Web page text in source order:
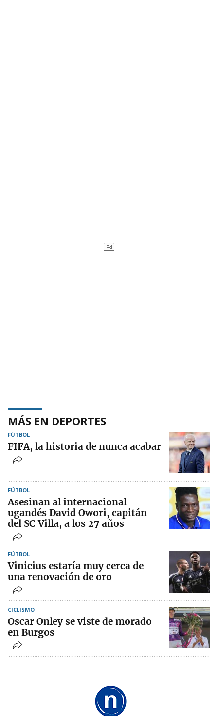
MÁS EN DEPORTES
FÚTBOL
FIFA, la historia de nunca acabar
FÚTBOL
Asesinan al internacional
ugandés David Owori, capitán
del SC Villa, a los 27 años
FÚTBOL
Vinicius estaría muy cerca de
una renovación de oro
CICLISMO
Oscar Onley se viste de morado
en Burgos